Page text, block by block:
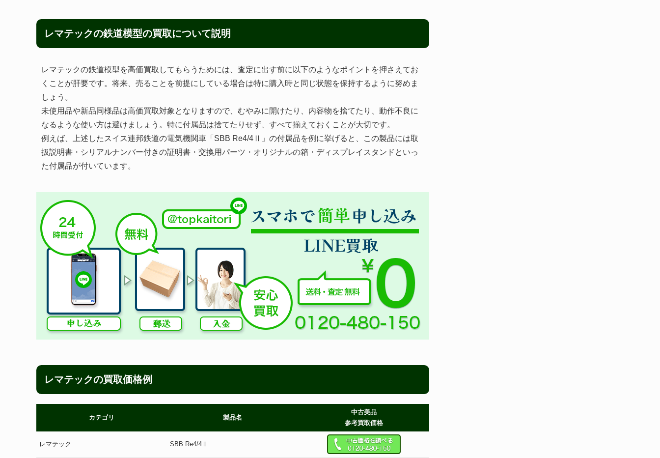
レマテックの鉄道模型の買取について説明
レマテックの鉄道模型を高価買取してもらうためには、査定に出す前に以下のようなポイントを押さえてお
くことが肝要です。将来、売ることを前提にしている場合は特に購入時と同じ状態を保持するように努めま
しょう。
未使用品や新品同様品は高価買取対象となりますので、むやみに開けたり、内容物を捨てたり、動作不良に
なるような使い方は避けましょう。特に付属品は捨てたりせず、すべて揃えておくことが大切です。
例えば、上述したスイス連邦鉄道の電気機関車「SBB Re4/4Ⅱ」の付属品を例に挙げると、この製品には取
扱説明書・シリアルナンバー付きの証明書・交換用パーツ・オリジナルの箱・ディスプレイスタンドといっ
た付属品が付いています。
レマテックの買取価格例
カテゴリ 製品名
中古美品
参考買取価格
レマテック SBB Re4/4Ⅱ